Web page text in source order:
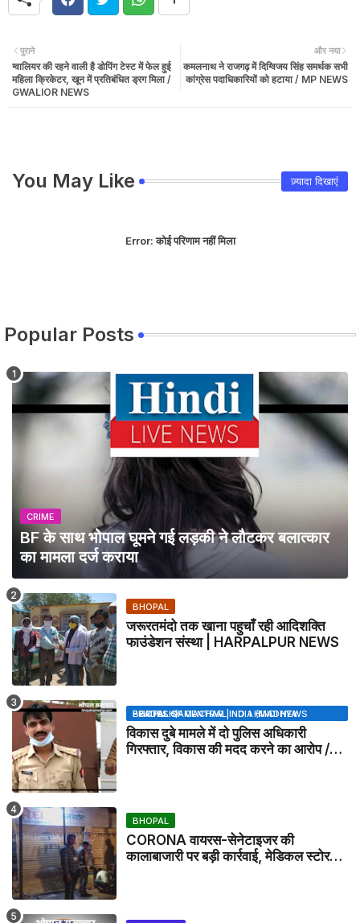
और नया
कमलनाथ ने राजगढ़ में दिग्विजय सिंह समर्थक सभी
कांग्रेस पदाधिकारियों को हटाया / MP NEWS
पुराने
ग्वालियर की रहने वाली है डोपिंग टेस्ट में फेल हुई
महिला क्रिकेटर, खून में प्रतिबंधित ड्रग मिला /
GWALIOR NEWS
You May Like ज़्यादा दिखाएं
Error:कोई परिणाम नहीं मिला
Popular Posts
CRIME
BF के साथ भोपाल घूमने गई लड़की ने लौटकर बलात्कार
का मामला दर्ज कराया
BHOPAL
जरूरतमंदो तक खाना पहुचाँ रही आदिशक्ति
फाउंडेशन संस्था | HARPALPUR NEWS
BHOPAL SAMACHAR | NO 1 HINDI NEWS PORTAL OF CENTRAL INDIA (MADHYA PRADESH)
विकास दुबे मामले में दो पुलिस अधिकारी
गिरफ्तार, विकास की मदद करने का आरोप /
BHOPAL
CORONA वायरस-सेनेटाइजर की
कालाबाजारी पर बड़ी कार्रवाई, मेडिकल स्टोर